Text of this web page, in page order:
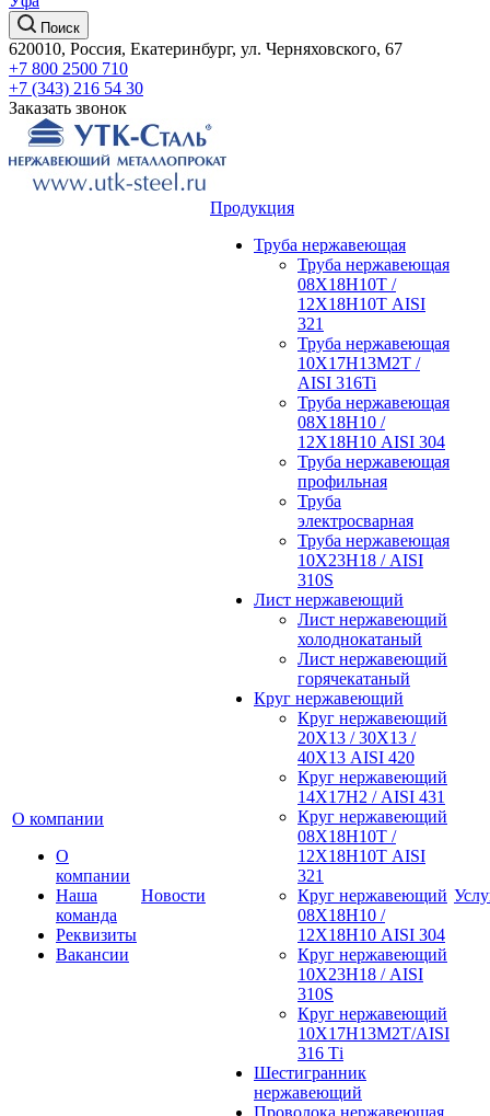
Поиск
620010, Россия, Екатеринбург, ул. Черняховского, 67
+7 800 2500 710
+7 (343) 216 54 30
Заказать звонок
О компании
О
компании
Наша
команда
Реквизиты
Вакансии
Новости
Продукция
Труба нержавеющая
Труба нержавеющая
08Х18Н10Т /
12Х18Н10Т AISI
321
Труба нержавеющая
10Х17Н13М2Т /
AISI 316Ti
Труба нержавеющая
08Х18Н10 /
12Х18Н10 AISI 304
Труба нержавеющая
профильная
Труба
электросварная
Труба нержавеющая
10Х23Н18 / AISI
310S
Лист нержавеющий
Лист нержавеющий
холоднокатаный
Лист нержавеющий
горячекатаный
Круг нержавеющий
Круг нержавеющий
20Х13 / 30Х13 /
40Х13 AISI 420
Круг нержавеющий
14Х17Н2 / AISI 431
Круг нержавеющий
08Х18Н10Т /
12Х18Н10Т AISI
321
Круг нержавеющий
08Х18Н10 /
12Х18Н10 AISI 304
Круг нержавеющий
10Х23Н18 / AISI
310S
Круг нержавеющий
10Х17Н13М2Т/AISI
316 Тi
Шестигранник
нержавеющий
Проволока нержавеющая